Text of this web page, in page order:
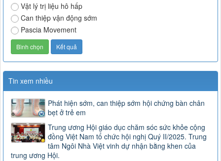
Vật lý trị liệu hô hấp
Can thiệp vận động sớm
Pascia Movement
Tin xem nhiều
Phát hiện sớm, can thiệp sớm hội chứng bàn chân
bẹt ở trẻ em
Trung ương Hội giáo dục chăm sóc sức khỏe cộng
đồng Việt Nam tổ chức hội nghị Quý II/2025. Trung
tâm Ngôi Nhà Việt vinh dự nhận bằng khen của
trung ương Hội.